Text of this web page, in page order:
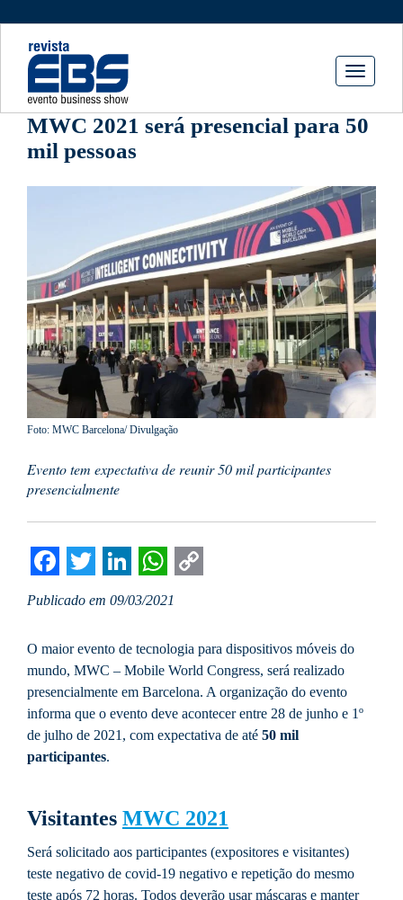
Toggle
MWC 2021 será presencial para 50
mil pessoas
Foto: MWC Barcelona/ Divulgação
Evento tem expectativa de reunir 50 mil participantes
presencialmente
Facebook
Twitter
LinkedIn
WhatsApp
Publicado em 09/03/2021
O maior evento de tecnologia para dispositivos móveis do
mundo, MWC – Mobile World Congress, será realizado
presencialmente em Barcelona. A organização do evento
informa que o evento deve acontecer entre 28 de junho e 1º
de julho de 2021, com expectativa de até 50 mil
participantes.
Visitantes MWC 2021
Será solicitado aos participantes (expositores e visitantes)
teste negativo de covid-19 negativo e repetição do mesmo
teste após 72 horas. Todos deverão usar máscaras e manter